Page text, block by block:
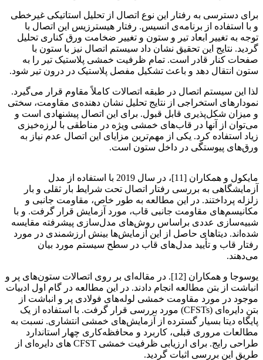
برای دسترسی به رفتار این نوع اتصال از تحلیل استاتیکی غیرخطی
و با استفاده از برنامه‌ی انسیس. رفتار هیسترزیس این اتصال با
توجه به تغییر ابعاد تیر و ستون و تغییر ضخامت ورق کناری تحلیل
گردید. نتایج این تحقیق نشان داد سیستم اتصال نیز با ستون با
صفحات کنار قادر است. تمام ظرفیت خمشی پلاستیک تیر را به
ستون انتقال دهد و باعث تشکیل مفصل پلاستیک در درون تیر شود.
لذا این سیستم اتصال در طبقه اتصالات کاملاً مقاوم قرار می‌گیرد.
نمودارهای استخراجی از نتایج تحلیل نشان دهنده‌ی مقاومت، سختی
و میزان شکل‌پذیری قابل قبول. برای این اتصال پیشنهادی است و
می‌توان از آنها در قاب‌های خمشی ویژه در مناطقی با لرزه‌خیزی
زیاد استفاده کرد. یکی از مهم‌ترین مزایای این اتصال عدم نیاز به
ورق‌های پیوستگی در داخل ستون است.
مایکول و همکاران [11]، در سال 2019 با استفاده از مدل
آزمایشگاهی به بررسی رفتار اتصال تحت شرایط بار ثقلی و بار
زلزله پرداختند. در این مطالعه به طور خاص، مقاومت جانبی و
مکانیسم‌های مقاومت جانبی قاب، مورد آزمایش قرار گرفت. و با
شبیه‌سازی عددی براساس روش‌های مدل‌سازی پیشرفته مقایسه
شده‌اند. دیتاهای حاصل از این آزمایش‌ها بینش ارزشمندی در مورد
رفتار قاب و تأیید مدل‌های قاب در سطح سیستم مورد بیان
می‌دهند.
یوسوجا و همکاران [12]. در مقاله‌ای بر روی اتصالات ستون‌های پر و
انباشت از بتن مطالعه انجام دادند. در این مطالعه در گام اول ادبیات
موجود در مورد مقاومت خمشی لوله‌های فولادی پر و انباشت از
بتن دایره‌ای (CFSTs) مورد بررسی قرار گرفت. با استفاده از یک
پایگاه دیتا بسیار گسترده از آزمایش‌های خمشی انتشاری. نسبت به
مطالعات مروری قبلی، کاربرد و محافظه‌کاری چهار استاندارد
طراحی رایج. برای ارزیابی ظرفیت خمشی CFST های دایره‌ای از
طریق این بررسی اثبات گردید.